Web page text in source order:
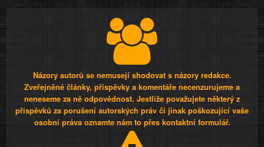
Názory autorů se nemusejí shodovat s názory redakce.
Zveřejněné články, příspěvky a komentáře necenzurujeme a
neneseme za ně odpovědnost. Jestliže považujete některý z
příspěvků za porušení autorských práv či jinak poškozující vaše
osobní práva oznamte nám to přes kontaktní formulář.